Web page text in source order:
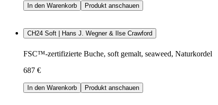
In den Warenkorb Produkt anschauen
CH24 Soft | Hans J. Wegner & Ilse Crawford
FSC™-zertifizierte Buche, soft gemalt, seaweed, Naturkordel
687 €
In den Warenkorb Produkt anschauen